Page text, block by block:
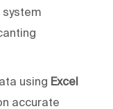
system
using Excel
accurate